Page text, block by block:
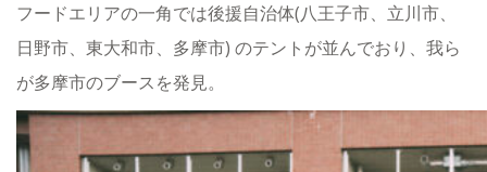
フードエリアの一角では後援自治体(八王子市、立川市、
日野市、東大和市、多摩市) のテントが並んでおり、我ら
が多摩市のブースを発見。